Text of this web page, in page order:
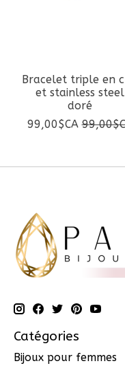
Bracelet triple en
et stainless steel
doré
99,00$CA
Catégories
Bijoux pour femmes